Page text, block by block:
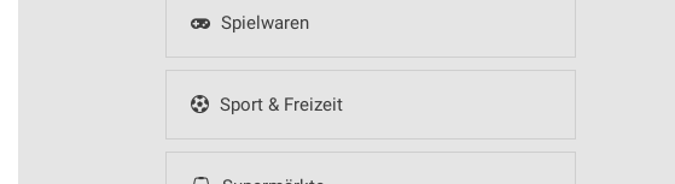
Spielwaren
Sport & Freizeit